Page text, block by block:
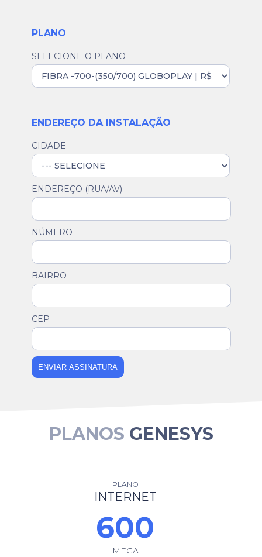
PLANO
SELECIONE O PLANO
ENDEREÇO DA INSTALAÇÃO
CIDADE
ENDEREÇO (RUA/AV)
NÚMERO
BAIRRO
CEP
ENVIAR ASSINATURA
PLANOS GENESYS
PLANO
INTERNET
600
MEGA